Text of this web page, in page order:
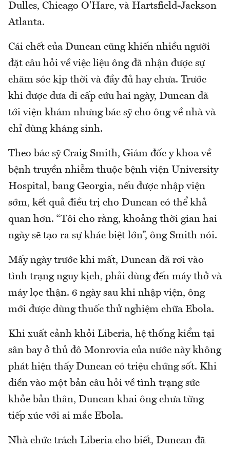
Dulles, Chicago O'Hare, và Hartsfield-Jackson
Atlanta.
Cái chết của Duncan cũng khiến nhiều người
đặt câu hỏi về việc liệu ông đã nhận được sự
chăm sóc kịp thời và đầy đủ hay chưa. Trước
khi được đưa đi cấp cứu hai ngày, Duncan đã
tới viện khám nhưng bác sỹ cho ông về nhà và
chỉ dùng kháng sinh.
Theo bác sỹ Craig Smith, Giám đốc y khoa về
bệnh truyền nhiễm thuộc bệnh viện University
Hospital, bang Georgia, nếu được nhập viện
sớm, kết quả điều trị cho Duncan có thể khả
quan hơn. “Tôi cho rằng, khoảng thời gian hai
ngày sẽ tạo ra sự khác biệt lớn”, ông Smith nói.
Mấy ngày trước khi mất, Duncan đã rơi vào
tình trạng nguy kịch, phải dùng đến máy thở và
máy lọc thận. 6 ngày sau khi nhập viện, ông
mới được dùng thuốc thử nghiệm chữa Ebola.
Khi xuất cảnh khỏi Liberia, hệ thống kiểm tại
sân bay ở thủ đô Monrovia của nước này không
phát hiện thấy Duncan có triệu chứng sốt. Khi
điền vào một bản câu hỏi về tình trạng sức
khỏe bản thân, Duncan khai ông chưa từng
tiếp xúc với ai mắc Ebola.
Nhà chức trách Liberia cho biết, Duncan đã